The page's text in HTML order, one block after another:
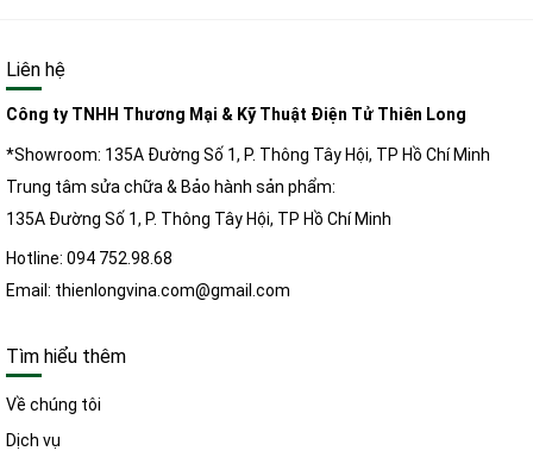
Liên hệ
Công ty TNHH Thương Mại & Kỹ Thuật Điện Tử Thiên Long
*Showroom: 135A Đường Số 1, P. Thông Tây Hội, TP Hồ Chí Minh
Trung tâm sửa chữa & Bảo hành sản phẩm:
135A Đường Số 1, P. Thông Tây Hội, TP Hồ Chí Minh
Hotline: 094 752.98.68
Email: thienlongvina.com@gmail.com
Tìm hiểu thêm
Về chúng tôi
Dịch vụ